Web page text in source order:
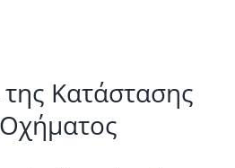
Κατάστασης